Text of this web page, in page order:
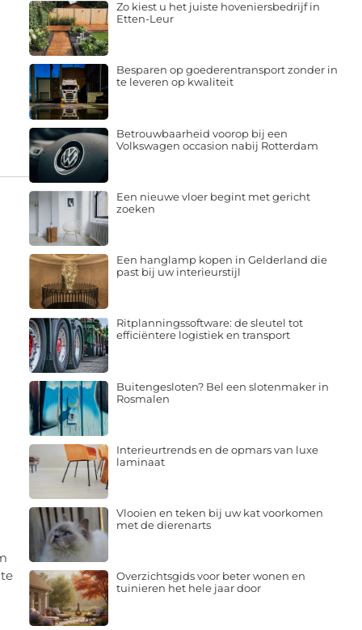
Zo kiest u het juiste hoveniersbedrijf in
Etten-Leur
Besparen op goederentransport zonder in
te leveren op kwaliteit
Betrouwbaarheid voorop bij een
Volkswagen occasion nabij Rotterdam
Een nieuwe vloer begint met gericht
zoeken
Een hanglamp kopen in Gelderland die
past bij uw interieurstijl
Ritplanningssoftware: de sleutel tot
efficiëntere logistiek en transport
Buitengesloten? Bel een slotenmaker in
Rosmalen
Interieurtrends en de opmars van luxe
laminaat
Vlooien en teken bij uw kat voorkomen
met de dierenarts
Overzichtsgids voor beter wonen en
tuinieren het hele jaar door